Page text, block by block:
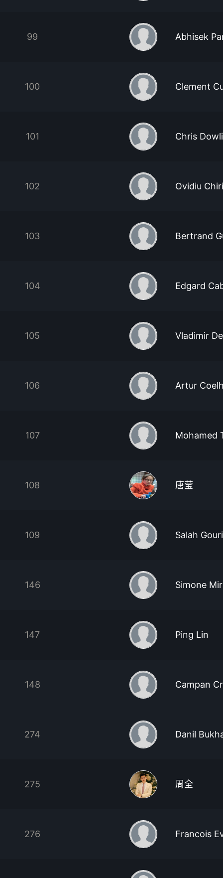
99 Abhisek
100 Clement
101 Chris
102 Ovidiu
103 Bertrand
104 Edgard
105 Vladimir
106 Artur
107 Mohamed
108 唐莹
109 Salah Gouri
146 Simone
147 Ping Lin
148 Campan
274 Danil
275 周全
276 Francois